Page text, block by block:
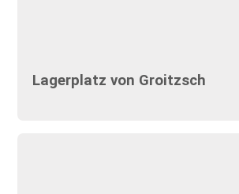
Lagerplatz von Groitzsch